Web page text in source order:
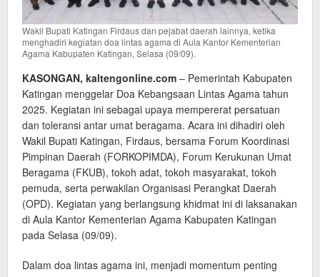
Wakil Bupati Katingan Firdaus dan pejabat daerah lainnya, ketika
menghadiri kegiatan doa lintas agama di Aula Kantor Kementerian
Agama Kabupaten Katingan, Selasa (09/09).
KASONGAN, kaltengonline.com – Pemerintah Kabupaten
Katingan menggelar Doa Kebangsaan Lintas Agama tahun
2025. Kegiatan ini sebagai upaya mempererat persatuan
dan toleransi antar umat beragama. Acara ini dihadiri oleh
Wakil Bupati Katingan, Firdaus, bersama Forum Koordinasi
Pimpinan Daerah (FORKOPIMDA), Forum Kerukunan Umat
Beragama (FKUB), tokoh adat, tokoh masyarakat, tokoh
pemuda, serta perwakilan Organisasi Perangkat Daerah
(OPD). Kegiatan yang berlangsung khidmat ini di laksanakan
di Aula Kantor Kementerian Agama Kabupaten Katingan
pada Selasa (09/09).
Dalam doa lintas agama ini, menjadi momentum penting